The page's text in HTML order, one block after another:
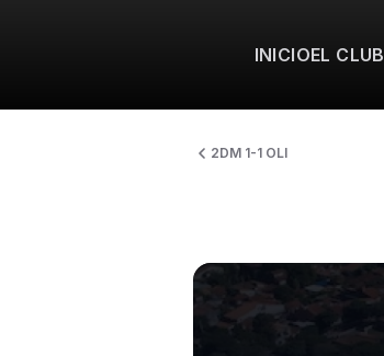
INICIOEL CLUB
2DM 1-1 OLI